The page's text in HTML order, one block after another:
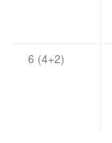
6 (4+2)